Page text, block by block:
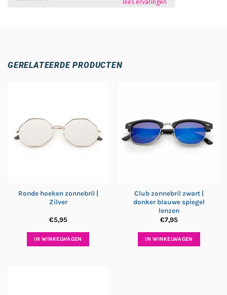
GERELATEERDE PRODUCTEN
Ronde hoeken zonnebril |
Zilver
€5,95
IN WINKELWAGEN
Club zonnebril zwart |
donker blauwe spiegel
lenzen
€7,95
IN WINKELWAGEN